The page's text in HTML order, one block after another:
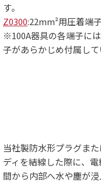
す。
Z0300:22mm²用圧着端
※100A器具の各端子に
子があらかじめ付属して
当社製防水形プラグま
ディを結線した際に、
間から内部へ水や塵が